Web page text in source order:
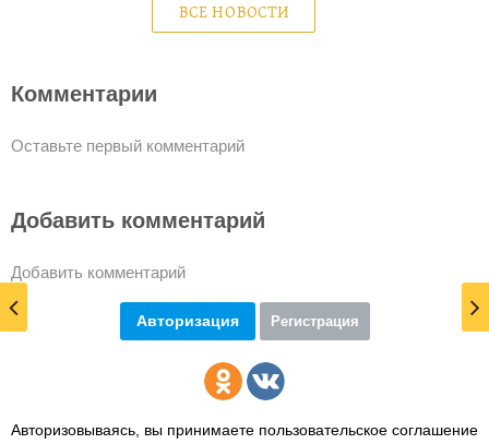
ВСЕ НОВОСТИ
Комментарии
Оставьте первый комментарий
Добавить комментарий
Добавить комментарий
Авторизация Регистрация
Авторизовываясь, вы принимаете пользовательское соглашение